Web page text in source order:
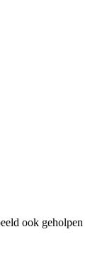
ook geholpen